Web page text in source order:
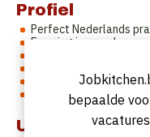
Profiel
Perfect Nederlands
Ervaring is een plus
Positief ingesteld
Flexibel
Uurrooster
bepaalde